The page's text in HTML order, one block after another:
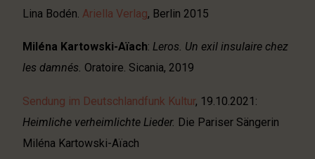
Lina Bodén. Ariella Verlag, Berlin 2015
Miléna Kartowski-Aïach:Leros. Un exil insulaire chez
les damnés. Oratoire. Sicania, 2019
Sendung im Deutschlandfunk Kultur, 19.10.2021:
Heimliche verheimlichte Lieder. Die Pariser Sängerin
Miléna Kartowski-Aïach